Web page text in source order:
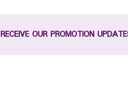
RECEIVE OUR PROMOTION